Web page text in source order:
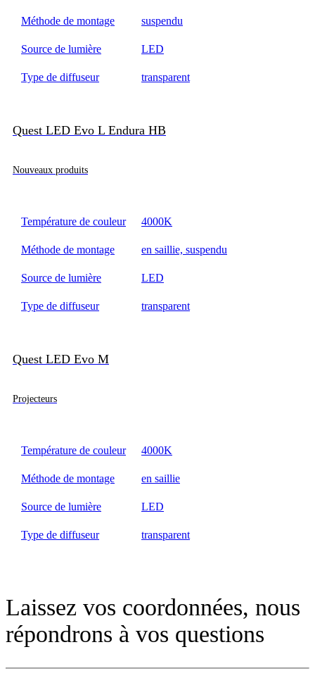
Méthode de montage suspendu
Source de lumière LED
Type de diffuseur transparent
Quest LED Evo L Endura HB
Nouveaux produits
Température de couleur 4000K
Méthode de montage en saillie, suspendu
Source de lumière LED
Type de diffuseur transparent
Quest LED Evo M
Projecteurs
Température de couleur 4000K
Méthode de montage en saillie
Source de lumière LED
Type de diffuseur transparent
Laissez vos coordonnées, nous
répondrons à vos questions